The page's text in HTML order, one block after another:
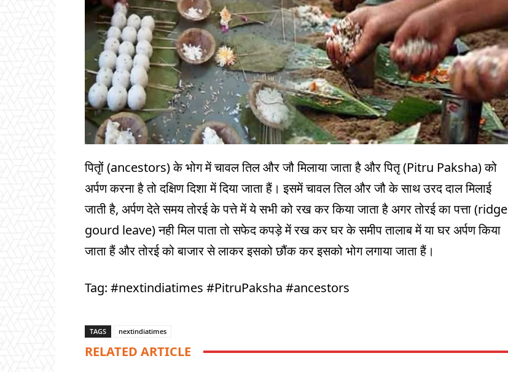
पितृों (ancestors) के भोग में चावल तिल और जौ मिलाया जाता है और पितृ (Pitru Paksha) को
अर्पण करना है तो दक्षिण दिशा में दिया जाता हैं। इसमें चावल तिल और जौ के साथ उरद दाल मिलाई
जाती है, अर्पण देते समय तोरई के पत्ते में ये सभी को रख कर किया जाता है अगर तोरई का पत्ता (ridge
gourd leave) नही मिल पाता तो सफेद कपड़े में रख कर घर के समीप तालाब में या घर अर्पण किया
जाता हैं और तोरई को बाजार से लाकर इसको छौंक कर इसको भोग लगाया जाता हैं।
Tag: #nextindiatimes #PitruPaksha #ancestors
TAGS nextindiatimes
RELATED ARTICLE